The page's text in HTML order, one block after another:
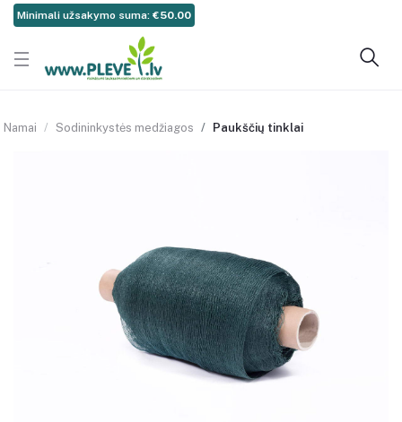
Minimali užsakymo suma: €50.00
Namai Sodininkystės medžiagos Paukščių tinklai